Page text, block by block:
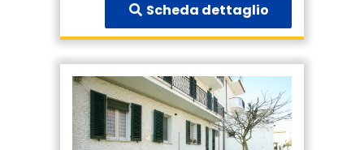
Scheda dettaglio